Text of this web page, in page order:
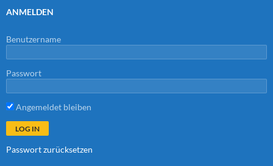
ANMELDEN
Benutzername
Passwort
Angemeldet bleiben
Passwort zurücksetzen